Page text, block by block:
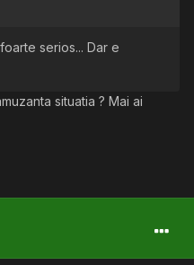
serios... Dar e
situatia ? Mai ai